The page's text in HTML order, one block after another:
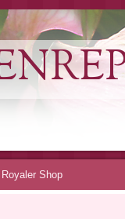
Royaler Shop